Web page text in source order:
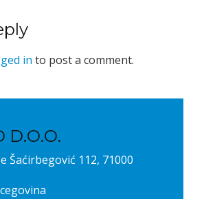
in to post a comment.
D.O.O.
Šaćirbegović 112, 71000